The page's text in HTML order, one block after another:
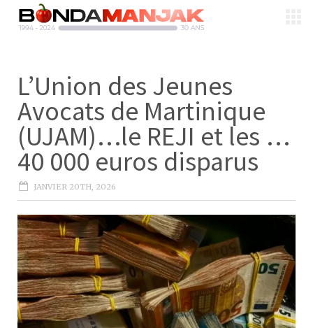
L’Union des Jeunes
Avocats de Martinique
(UJAM)…le REJI et les …
40 000 euros disparus
JANVIER 20TH, 2026